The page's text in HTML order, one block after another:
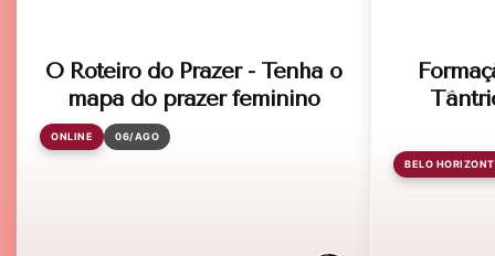
O Roteiro do Prazer - Tenha o
mapa do prazer feminino
ONLINE 06/AGO
BELO